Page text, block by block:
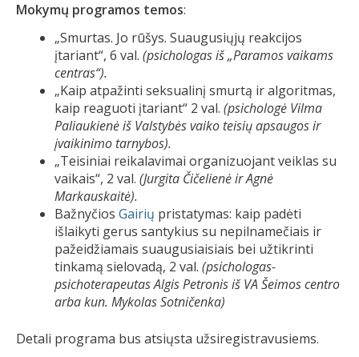
Mokymų programos temos:
„Smurtas. Jo rūšys. Suaugusiųjų reakcijos
įtariant“, 6 val. (psichologas iš „Paramos vaikams
centras“).
„Kaip atpažinti seksualinį smurtą ir algoritmas,
kaip reaguoti įtariant“ 2 val. (psichologė Vilma
Paliaukienėiš Valstybės vaiko teisių apsaugos ir
įvaikinimo tarnybos).
„Teisiniai reikalavimai organizuojant veiklas su
vaikais“, 2 val. (Jurgita Čičelienė ir Agnė
Markauskaitė).
Bažnyčios Gairių pristatymas: kaip padėti
išlaikyti gerus santykius su nepilnamečiais ir
pažeidžiamais suaugusiaisiais bei užtikrinti
tinkamą sielovadą, 2 val. (psichologas-
psichoterapeutas Algis Petronis iš VA Šeimos centro
arba kun. Mykolas Sotničenka)
Detali programa bus atsiųsta užsiregistravusiems.